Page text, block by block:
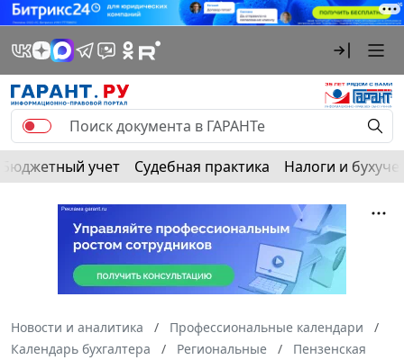
Бюджетный учет Судебная практика Налоги и
Новости и аналитика
Профессиональные календари
Календарь бухгалтера
Региональные
Пензенская